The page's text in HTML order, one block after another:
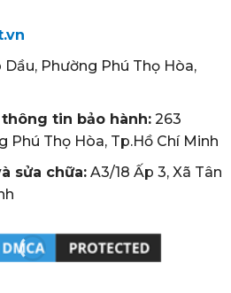
Phường Phú Thọ Hòa,
tin bảo hành:263
Phú Thọ Hòa, Tp.Hồ Chí Minh
sửa chữa:A3/18 Ấp 3, Xã Tân